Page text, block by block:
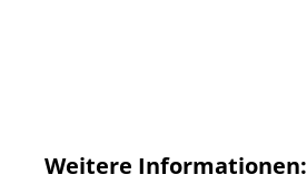
Weitere Informationen: